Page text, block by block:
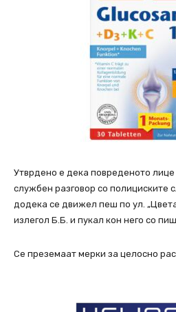
Утврдено е дека повреденото лице
службен разговор со полициските
додека се движел пеш по ул.
излегол Б.Б. и пукал кон него со
Се преземаат мерки за целосно